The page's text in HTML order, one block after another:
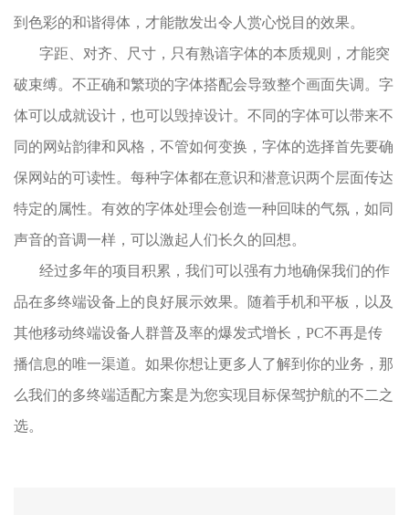
到色彩的和谐得体，才能散发出令人赏心悦目的效果。
字距、对齐、尺寸，只有熟谙字体的本质规则，才能突
破束缚。不正确和繁琐的字体搭配会导致整个画面失调。字
体可以成就设计，也可以毁掉设计。不同的字体可以带来不
同的网站韵律和风格，不管如何变换，字体的选择首先要确
保网站的可读性。每种字体都在意识和潜意识两个层面传达
特定的属性。有效的字体处理会创造一种回味的气氛，如同
声音的音调一样，可以激起人们长久的回想。
经过多年的项目积累，我们可以强有力地确保我们的作
品在多终端设备上的良好展示效果。随着手机和平板，以及
其他移动终端设备人群普及率的爆发式增长，PC不再是传
播信息的唯一渠道。如果你想让更多人了解到你的业务，那
么我们的多终端适配方案是为您实现目标保驾护航的不二之
选。